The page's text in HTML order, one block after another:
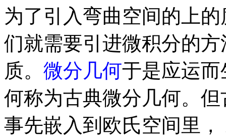
为了引入弯曲空间的上
们就需要引进微积分的
质。 微分几何于是应运
何称为古典微分几何。
事先嵌入到欧氏空间里